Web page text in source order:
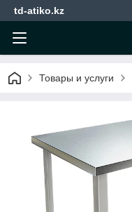
td-atiko.kz
Товары и услуги